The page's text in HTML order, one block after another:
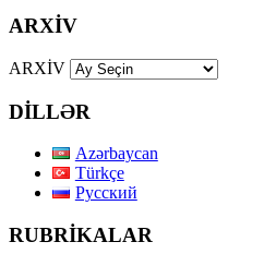
ARXİV
ARXİV
DİLLƏR
Azərbaycan
Türkçe
Русский
RUBRİKALAR